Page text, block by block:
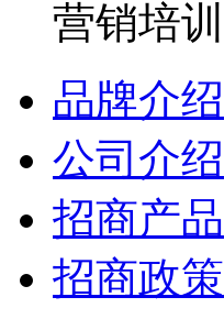
营销培训
品牌介绍
公司介绍
招商产品
招商政策